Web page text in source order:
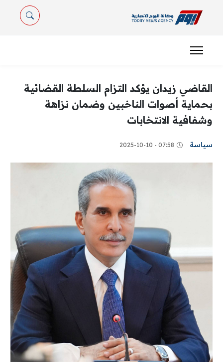
القاضي زيدان يؤكد التزام السلطة القضائية
بحماية أصوات الناخبين وضمان نزاهة
وشفافية الانتخابات
سياسة 07:58 - 2025-10-10